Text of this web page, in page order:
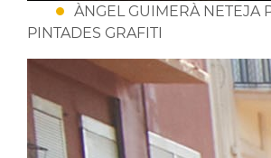
ÀNGEL GUIMERÀ NETEJA
PINTADES GRAFITI